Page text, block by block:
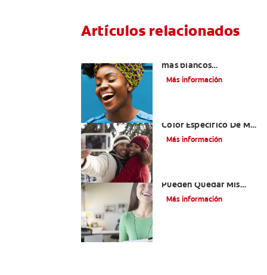
Artículos relacionados
más blancos
consumiendo los
Más información
Color Específico De Mis
Dientes?
Más información
Pueden Quedar Mis
Dientes?
Más información